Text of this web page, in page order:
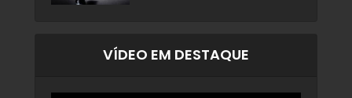
VÍDEO EM DESTAQUE